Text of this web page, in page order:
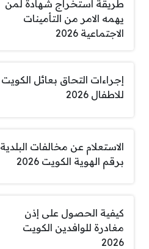
طريقة استخراج شهادة لمن
يهمه الامر من التأمينات
الاجتماعية 2026
إجراءات التحاق بعائل الكويت
للاطفال 2026
الاستعلام عن مخالفات البلدية
برقم الهوية الكويت 2026
كيفية الحصول على إذن
مغادرة للوافدين الكويت
2026